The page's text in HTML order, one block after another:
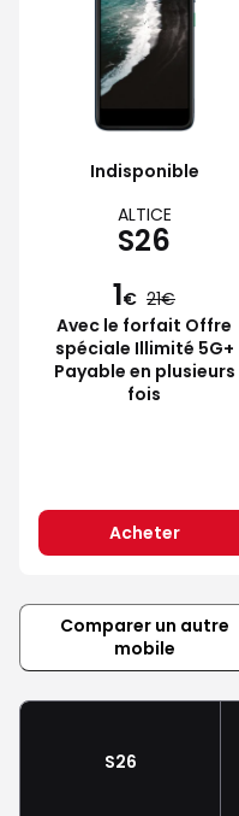
Indisponible
ALTICE
S26
1€ 21
Avec le forfait Offre
spéciale Illimité 5G+
Payable en plusieurs
fois
Acheter
Comparer un autre
mobile
S26